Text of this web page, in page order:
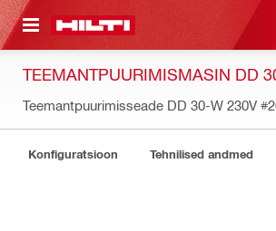
JUURDE
TEEMANTPUURIMISMASIN DD
Teemantpuurimisseade DD 30-W 230V
Konfiguratsioon Tehnilised andmed